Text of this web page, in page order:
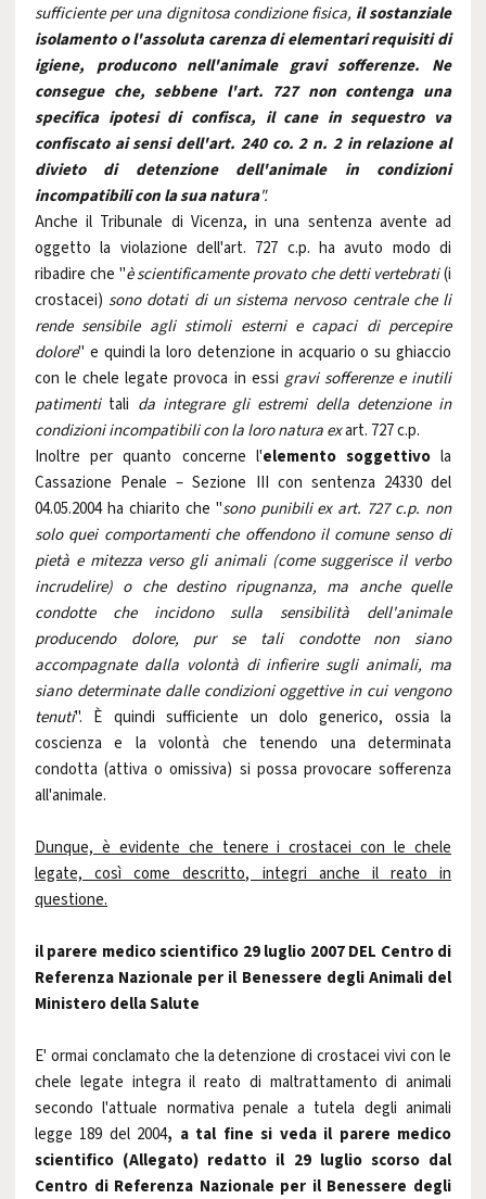
sufficiente per una dignitosa condizione fisica, il sostanziale
isolamento o l'assoluta carenza di elementari requisiti di
igiene, producono nell'animale gravi sofferenze.
Ne
consegue che, sebbene l'art. 727 non contenga una
specifica ipotesi di confisca, il cane in sequestro va
confiscato ai sensi dell'art. 240 co. 2 n. 2 in relazione al
divieto di detenzione dell'animale in condizioni
incompatibili con la sua natura".
Anche il Tribunale di Vicenza, in una sentenza avente ad
oggetto la violazione dell'art. 727 c.p. ha avuto modo di
ribadire che "è scientificamente provato che detti vertebrati(i
crostacei) sono dotati di un sistema nervoso centrale che li
rende sensibile agli stimoli esterni e capaci di percepire
dolore" e quindi la loro detenzione in acquario o su ghiaccio
con le chele legate provoca in essi gravi sofferenze e inutili
patimentitali da integrare gli estremi della detenzione in
condizioni incompatibili con la loro naturaexart. 727 c.p.
Inoltre per quanto concerne l'elemento soggettivola
Cassazione Penale – Sezione III con sentenza 24330 del
04.05.2004 ha chiarito che "sono punibili ex art. 727 c.p. non
solo quei comportamenti che offendono il comune senso di
pietà e mitezza verso gli animali (come suggerisce il verbo
incrudelire) o che destino ripugnanza, ma anche quelle
condotte che incidono sulla sensibilità dell'animale
producendo dolore, pur se tali condotte non siano
accompagnate dalla volontà di infierire sugli animali, ma
siano determinate dalle condizioni oggettive in cui vengono
tenuti". È quindi sufficiente un dolo generico, ossia la
coscienza e la volontà che tenendo una determinata
condotta (attiva o omissiva) si possa provocare sofferenza
all'animale.
Dunque, è evidente che tenere i crostacei con le chele
legate, così come descritto, integri anche il reato in
questione.
il parere medico scientifico 29 luglio 2007 DEL Centro di
Referenza Nazionale per il Benessere degli Animali del
Ministero della Salute
E' ormai conclamato che la detenzione di crostacei vivi con le
chele legate integra il reato di maltrattamento di animali
secondo l'attuale normativa penale a tutela degli animali
legge 189 del 2004, a tal fine si veda il parere medico
scientifico (Allegato) redatto il 29 luglio scorso dal
Centro di Referenza Nazionale per il Benessere degli